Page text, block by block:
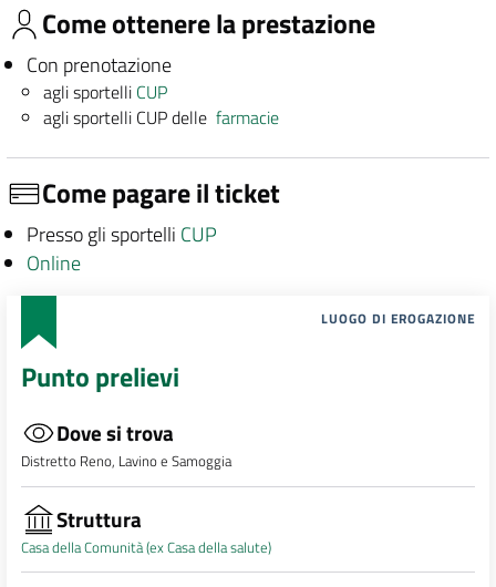
Come ottenere la prestazione
Con prenotazione
agli sportelli CUP
agli sportelli CUP dellefarmacie
Come pagare il ticket
Presso gli sportelli CUP
Online
LUOGO DI EROGAZIONE
Punto prelievi
Dove si trova
Distretto Reno, Lavino e Samoggia
Struttura
Casa della Comunità (ex Casa della salute)